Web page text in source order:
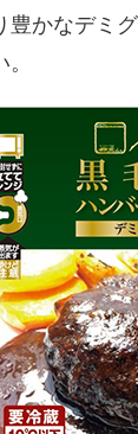
豊かなデミ